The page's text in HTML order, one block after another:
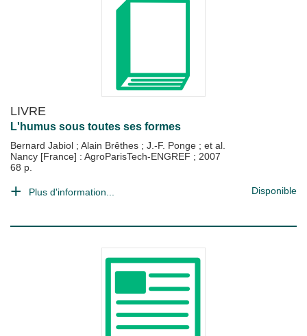
LIVRE
L'humus sous toutes ses formes
Bernard Jabiol ; Alain Brêthes ; J.-F. Ponge ; et al.
Nancy [France] : AgroParisTech-ENGREF ; 2007
68 p.
Plus d'information... Disponible